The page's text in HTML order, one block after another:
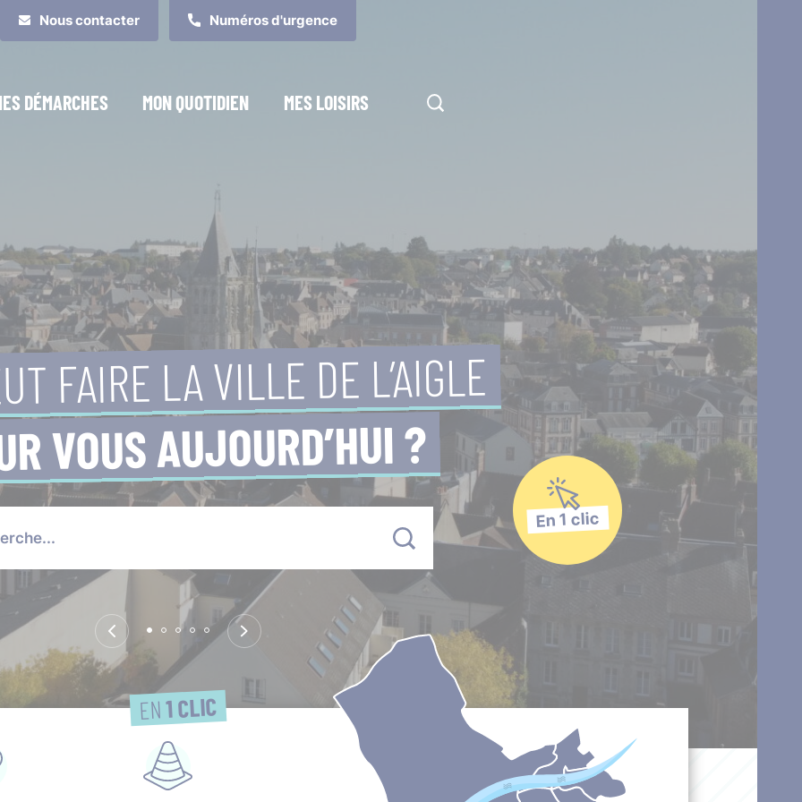
Nous contacter Numéros d'urgence
DÉMARCHES MON QUOTIDIEN MES LOISIRS
FAIRE LA VILLE DE L’AIGLE
VOUS AUJOURD’HUI ?
En 1 clic
EN1 CLIC